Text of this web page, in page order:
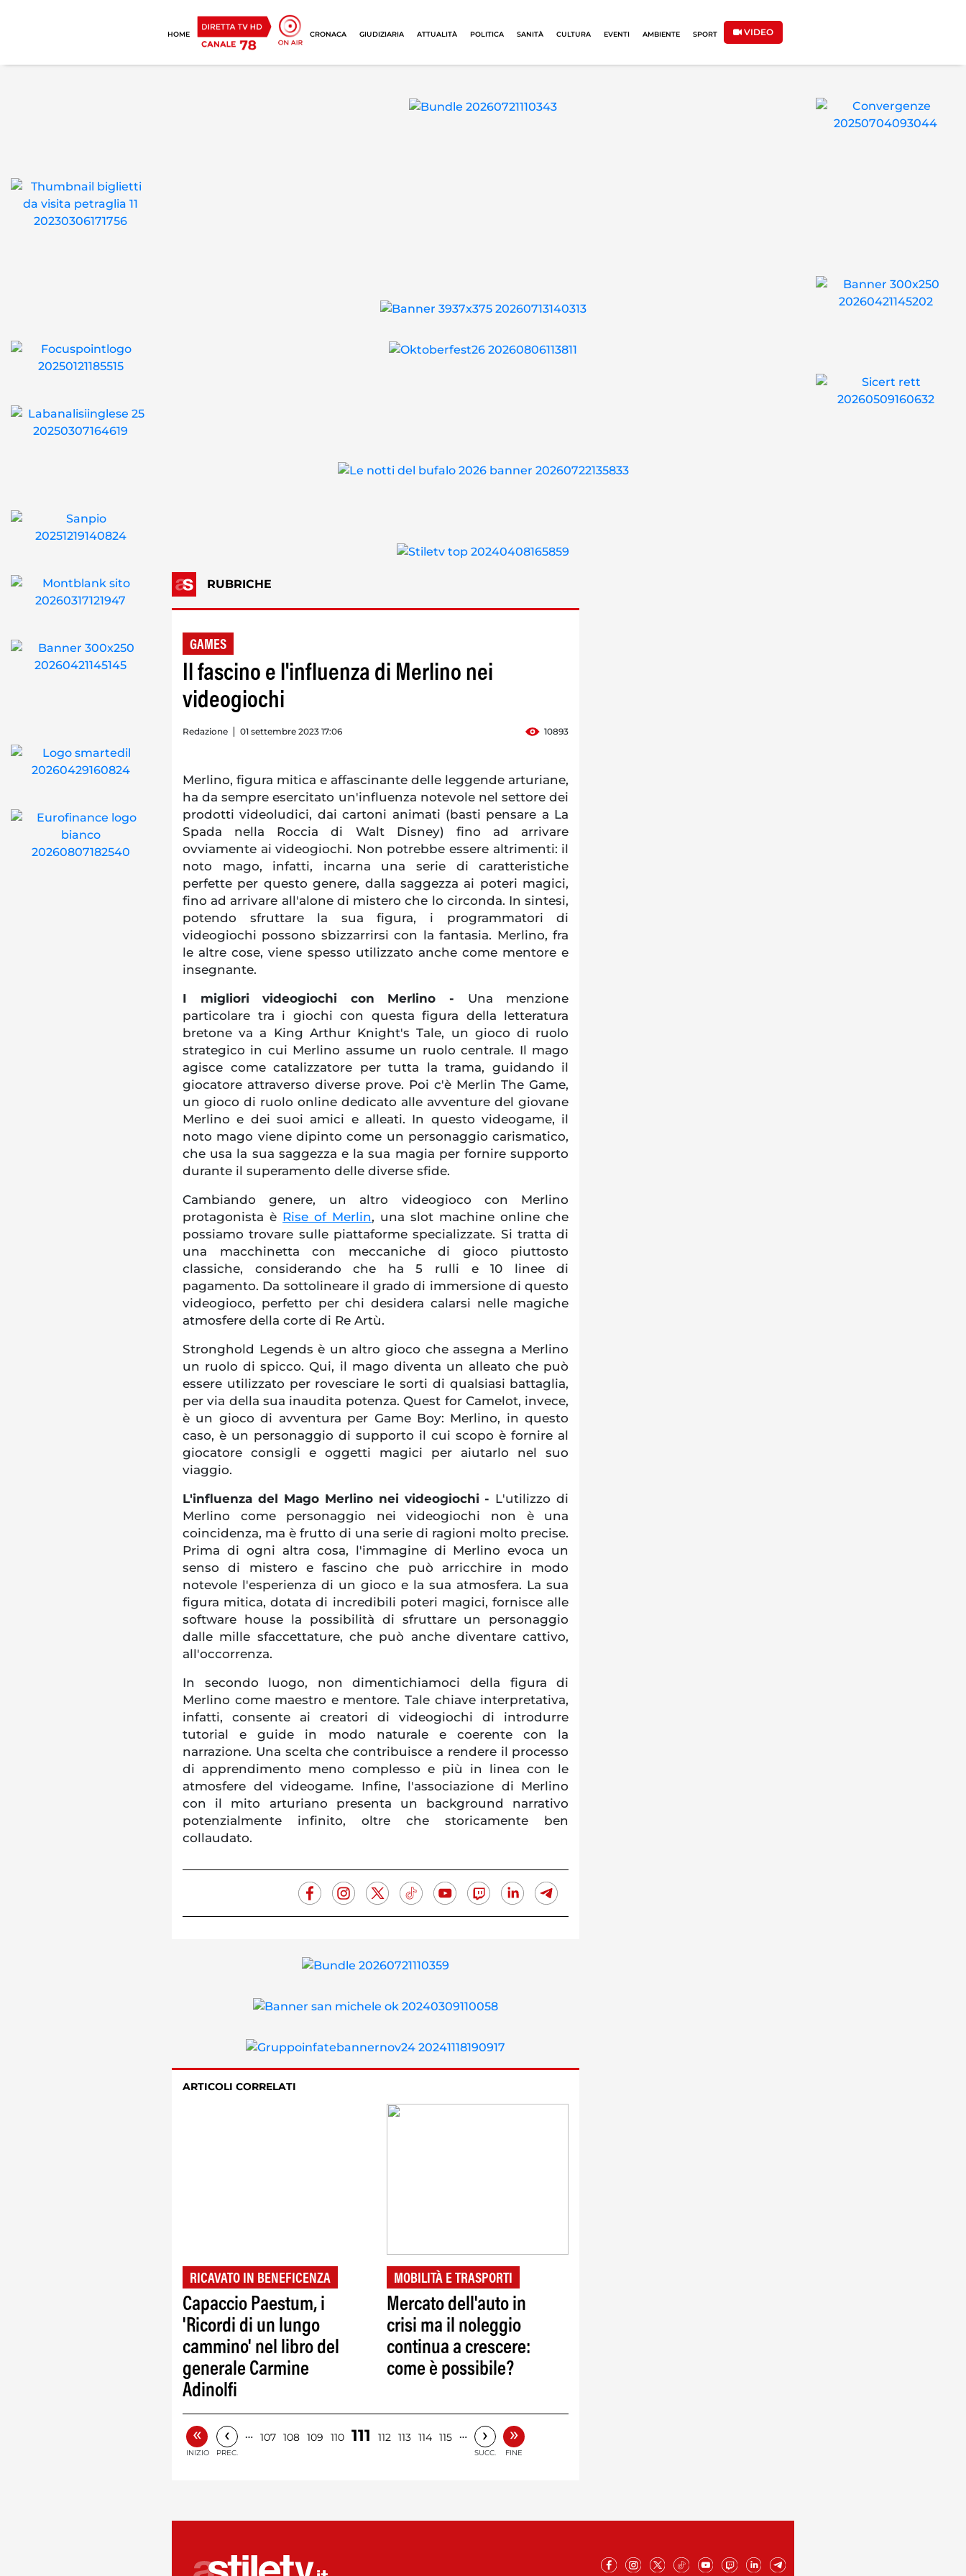
HOME CRONACA GIUDIZIARIA ATTUALITÀ POLITICA SANITÀ CULTURA EVENTI AMBIENTE SPORT VIDEO
RUBRICHE
GAMES
Il fascino e l'influenza di Merlino nei
videogiochi
Redazione 01 settembre 2023 17:06 10893
Merlino, figura mitica e affascinante delle leggende arturiane,
ha da sempre esercitato un'influenza notevole nel settore dei
prodotti videoludici, dai cartoni animati (basti pensare a La
Spada nella Roccia di Walt Disney) fino ad arrivare
ovviamente ai videogiochi. Non potrebbe essere altrimenti: il
noto mago, infatti, incarna una serie di caratteristiche
perfette per questo genere, dalla saggezza ai poteri magici,
fino ad arrivare all'alone di mistero che lo circonda. In sintesi,
potendo sfruttare la sua figura, i programmatori di
videogiochi possono sbizzarrirsi con la fantasia. Merlino, fra
le altre cose, viene spesso utilizzato anche come mentore e
insegnante.
I migliori videogiochi con Merlino - Una menzione
particolare tra i giochi con questa figura della letteratura
bretone va a King Arthur Knight's Tale, un gioco di ruolo
strategico in cui Merlino assume un ruolo centrale. Il mago
agisce come catalizzatore per tutta la trama, guidando il
giocatore attraverso diverse prove. Poi c'è Merlin The Game,
un gioco di ruolo online dedicato alle avventure del giovane
Merlino e dei suoi amici e alleati. In questo videogame, il
noto mago viene dipinto come un personaggio carismatico,
che usa la sua saggezza e la sua magia per fornire supporto
durante il superamento delle diverse sfide.
Cambiando genere, un altro videogioco con Merlino
protagonista è Rise of Merlin, una slot machine online che
possiamo trovare sulle piattaforme specializzate. Si tratta di
una macchinetta con meccaniche di gioco piuttosto
classiche, considerando che ha 5 rulli e 10 linee di
pagamento. Da sottolineare il grado di immersione di questo
videogioco, perfetto per chi desidera calarsi nelle magiche
atmosfere della corte di Re Artù.
Stronghold Legends è un altro gioco che assegna a Merlino
un ruolo di spicco. Qui, il mago diventa un alleato che può
essere utilizzato per rovesciare le sorti di qualsiasi battaglia,
per via della sua inaudita potenza. Quest for Camelot, invece,
è un gioco di avventura per Game Boy: Merlino, in questo
caso, è un personaggio di supporto il cui scopo è fornire al
giocatore consigli e oggetti magici per aiutarlo nel suo
viaggio.
L'influenza del Mago Merlino nei videogiochi - L'utilizzo di
Merlino come personaggio nei videogiochi non è una
coincidenza, ma è frutto di una serie di ragioni molto precise.
Prima di ogni altra cosa, l'immagine di Merlino evoca un
senso di mistero e fascino che può arricchire in modo
notevole l'esperienza di un gioco e la sua atmosfera. La sua
figura mitica, dotata di incredibili poteri magici, fornisce alle
software house la possibilità di sfruttare un personaggio
dalle mille sfaccettature, che può anche diventare cattivo,
all'occorrenza.
In secondo luogo, non dimentichiamoci della figura di
Merlino come maestro e mentore. Tale chiave interpretativa,
infatti, consente ai creatori di videogiochi di introdurre
tutorial e guide in modo naturale e coerente con la
narrazione. Una scelta che contribuisce a rendere il processo
di apprendimento meno complesso e più in linea con le
atmosfere del videogame. Infine, l'associazione di Merlino
con il mito arturiano presenta un background narrativo
potenzialmente infinito, oltre che storicamente ben
collaudato.
ARTICOLI CORRELATI
RICAVATO IN BENEFICENZA
Capaccio Paestum, i
'Ricordi di un lungo
cammino' nel libro del
generale Carmine
Adinolfi
MOBILITÀ E TRASPORTI
Mercato dell'auto in
crisi ma il noleggio
continua a crescere:
come è possibile?
«
INIZIO
‹
PREC.
… 107 108 109 110 111 112 113 114 115 … ›
SUCC.
»
FINE